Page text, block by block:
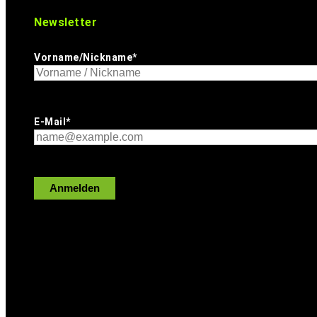
Newsletter
Vorname/Nickname*
E-Mail*
Anmelden